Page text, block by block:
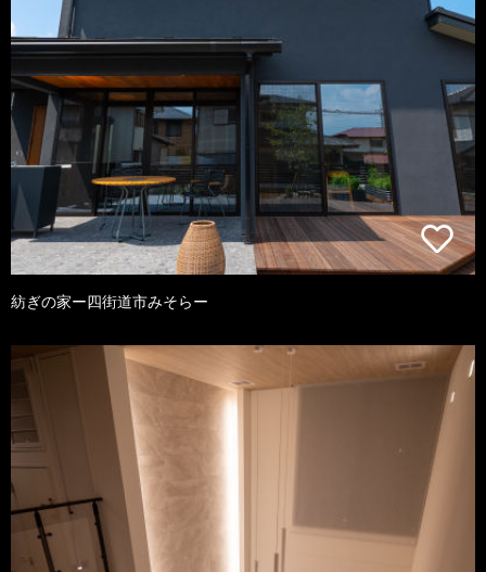
紡ぎの家ー四街道市みそらー